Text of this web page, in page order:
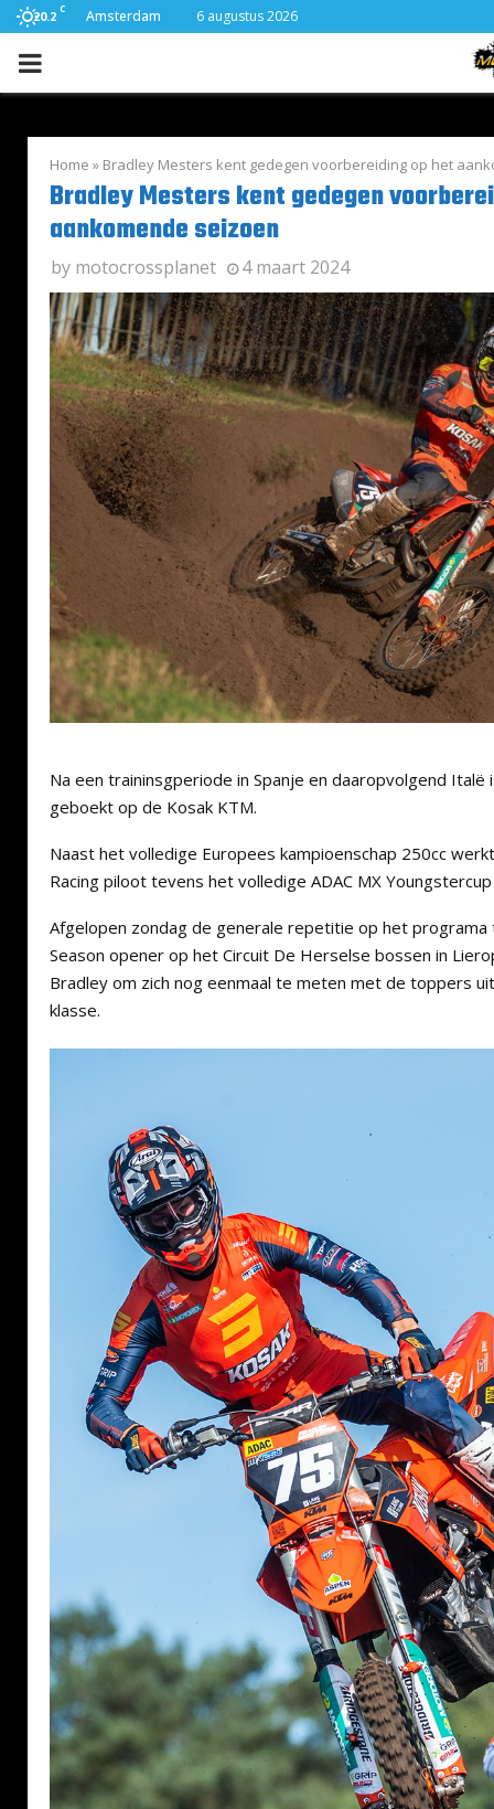
20.2 C Amsterdam 6 augustus 2026
PRIMARY
Home » Bradley Mesters kent gedegen voorbereiding op het
Bradley Mesters kent gedegen
aankomende seizoen
by motocrossplanet 4 maart 2024
Na een traininsgperiode in Spanje en daaropvolgend
geboekt op de Kosak KTM.
Naast het volledige Europees kampioenschap 250cc
Racing piloot tevens het volledige ADAC MX
Afgelopen zondag de generale repetitie op het programa
Season opener op het Circuit De Herselse bossen in
Bradley om zich nog eenmaal te meten met de toppers
klasse.